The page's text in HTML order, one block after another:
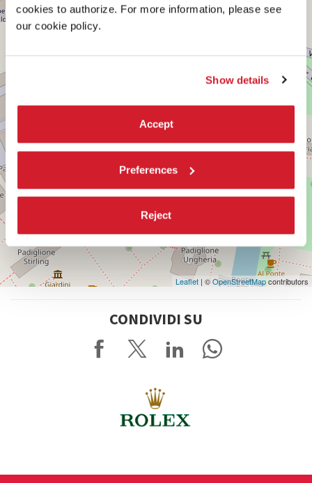
cookies to authorize. For more information, please see
our cookie policy.
Show details
Accept
Preferences
Reject
Leaflet | ©OpenStreetMapcontributors
CONDIVIDI SU